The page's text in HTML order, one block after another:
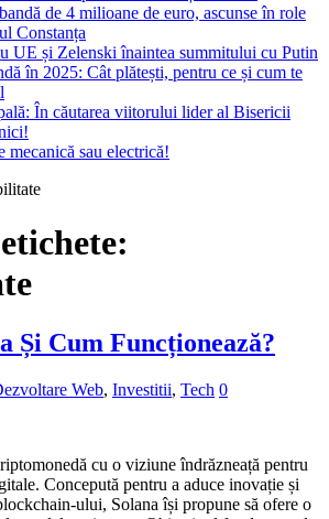
de 4 milioane de euro, ascunse în role
Constanța
UE și Zelenski înaintea summitului cu Putin
în 2025: Cât plătești, pentru ce și cum te
În căutarea viitorului lider al Bisericii
mecanică sau electrică!
Și Cum Funcționează?
Web, Investitii, Tech 0
cu o viziune îndrăzneață pentru
Concepută pentru a aduce inovație și
ului, Solana își propune să ofere o